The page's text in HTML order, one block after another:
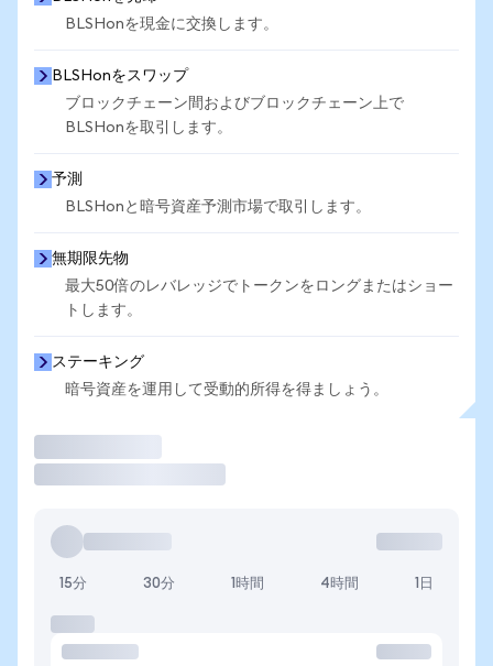
BLSHonを現金に交換します。
BLSHonをスワップ
ブロックチェーン間およびブロックチェーン上で
BLSHonを取引します。
予測
BLSHonと暗号資産予測市場で取引します。
無期限先物
最大50倍のレバレッジでトークンをロングまたはショー
トします。
ステーキング
暗号資産を運用して受動的所得を得ましょう。
15分 30分 1時間 4時間 1日